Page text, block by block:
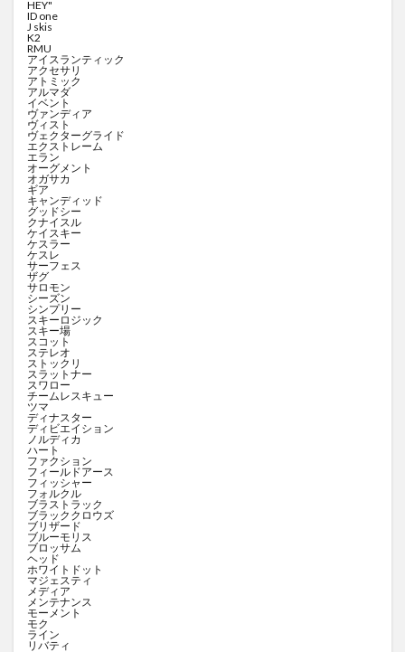
HEY"
ID one
J skis
K2
RMU
アイスランティック
アクセサリ
アトミック
アルマダ
イベント
ヴァンディア
ヴィスト
ヴェクターグライド
エクストレーム
エラン
オーグメント
オガサカ
ギア
キャンディッド
グッドシー
クナイスル
ケイスキー
ケスラー
ケスレ
サーフェス
ザグ
サロモン
シーズン
シンプリー
スキーロジック
スキー場
スコット
ステレオ
ストックリ
スラットナー
スワロー
チームレスキュー
ツマ
ディナスター
ディビエイション
ノルディカ
ハート
ファクション
フィールドアース
フィッシャー
フォルクル
ブラストラック
ブラッククロウズ
ブリザード
ブルーモリス
ブロッサム
ヘッド
ホワイトドット
マジェスティ
メディア
メンテナンス
モーメント
モク
ライン
リバティ